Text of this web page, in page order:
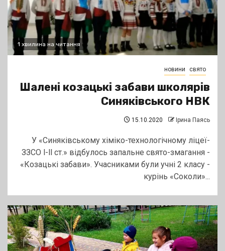
1 хвилина на читання
новини свято
Шалені козацькі забави школярів
Синяківського НВК
15.10.2020 Ірина Паясь
У «Синяківському хіміко-технологічному ліцеї-
ЗЗСО l-ll ст.» відбулось запальне свято-змагання -
«Козацькі забави». Учасниками були учні 2 класу -
курінь «Соколи»...